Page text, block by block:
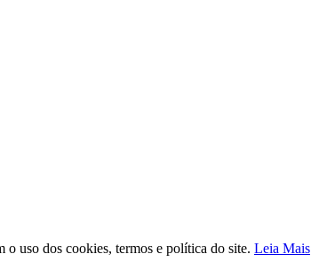
uso dos cookies, termos e política do site. Leia Mais